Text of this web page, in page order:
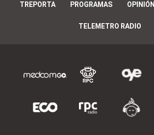
TREPORTA PROGRAMAS OPINIÓN
TELEMETRO RADIO